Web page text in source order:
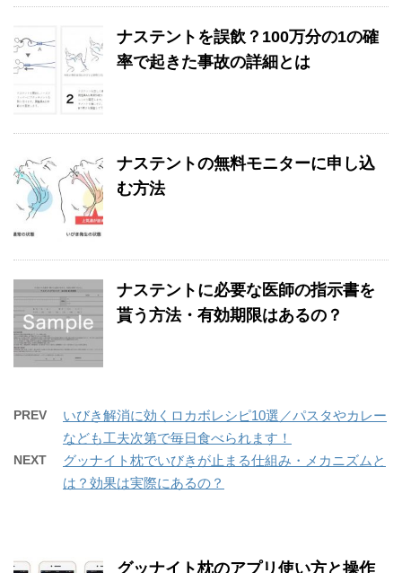
ナステントを誤飲？100万分の1の確
率で起きた事故の詳細とは
ナステントの無料モニターに申し込
む方法
ナステントに必要な医師の指示書を
貰う方法・有効期限はあるの？
PREV
いびき解消に効くロカボレシピ10選／パスタやカレー
なども工夫次第で毎日食べられます！
NEXT
グッナイト枕でいびきが止まる仕組み・メカニズムと
は？効果は実際にあるの？
グッナイト枕のアプリ使い方と操作